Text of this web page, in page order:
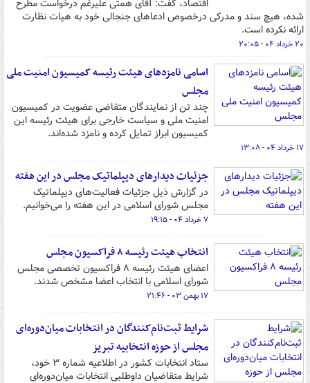
اقتصاد، گفت: آقای همتی علیرغم درخواست مطرح
شده، هیچ سند و مدرکی درخصوص ادعاهای جنجالی خود به هیات نظارت
ارائه نکرده است.
۲۰ خرداد ۰۴ - ۲۰:۰۵
اسامی نامزدهای هیئت رئیسه کمیسیون امنیت ملی
مجلس
چند تن از نمایندگان متقاضی عضویت در کمیسیون
امنیت ملی و سیاست خارجی برای هیئت رئیسه این
کمیسیون ابراز تمایل کرده و نامزد شده‌اند.
۱۷ خرداد ۰۴ - ۱۳:۰۸
جزئیات دیدارهای دیپلماتیک مجلس در این هفته
در گزارش ذیل جزئیات فعالیت‌های دیپلماتیک
مجلس شورای اسلامی در این هفته را می‌خوانیم.
۷ خرداد ۰۴ - ۱۹:۱۵
انتخاب هیئت رئیسه ‌۸ فراکسیون مجلس
اعضای هیئت رئیسه ۸ فراکسیون تخصصی مجلس
شورای اسلامی با انتخاب اعضا مشخص شدند.
۱۷ بهمن ۰۳ - ۲۱:۴۶
شرایط ثبت‌نام‌کنندگان در انتخابات میان‌دوره‌ای
مجلس از حوزه انتخابیه تبریز
ستاد انتخابات کشور در اطلاعیه شماره ۳ خود،
شرایط متقاضیان داوطلبی انتخابات میان‌دوره‌ای